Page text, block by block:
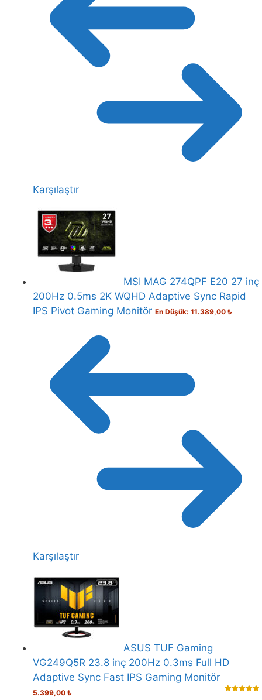
Karşılaştır
MSI MAG 274QPF E20 27 inç
200Hz 0.5ms 2K WQHD Adaptive Sync Rapid
IPS Pivot Gaming Monitör En Düşük: 11.389,00 ₺
Karşılaştır
ASUS TUF Gaming
VG249Q5R 23.8 inç 200Hz 0.3ms Full HD
Adaptive Sync Fast IPS Gaming Monitör
5.399,00 ₺